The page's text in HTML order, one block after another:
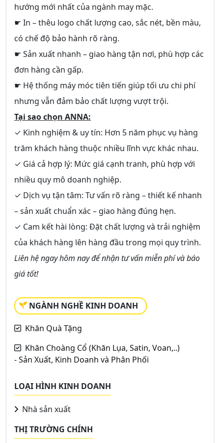
hướng mới nhất của ngành may mặc.
☛ In – thêu logo chất lượng cao, sắc nét, bền màu,
có chế độ bảo hành rõ ràng.
☛ Sản xuất nhanh – giao hàng tận nơi, phù hợp các
đơn hàng cần gấp.
☛ Hệ thống máy móc tiên tiến giúp tối ưu chi phí
nhưng vẫn đảm bảo chất lượng vượt trội.
Tại sao chọn ANNA:
✓ Kinh nghiệm & uy tín: Hơn 5 năm phục vụ hàng
trăm khách hàng thuộc nhiều lĩnh vực khác nhau.
✓ Giá cả hợp lý: Mức giá cạnh tranh, phù hợp với
nhiều quy mô doanh nghiệp.
✓ Dịch vụ tận tâm: Tư vấn rõ ràng – thiết kế nhanh
– sản xuất chuẩn xác – giao hàng đúng hẹn.
✓ Cam kết hài lòng: Đặt chất lượng và trải nghiệm
của khách hàng lên hàng đầu trong mọi quy trình.
Liên hệ ngay hôm nay để nhận tư vấn miễn phí và báo
giá tốt!
NGÀNH NGHỀ KINH DOANH
Khăn Quà Tặng
Khăn Choàng Cổ (Khăn Lụa, Satin, Voan,..)
- Sản Xuất, Kinh Doanh và Phân Phối
LOẠI HÌNH KINH DOANH
Nhà sản xuất
THỊ TRƯỜNG CHÍNH